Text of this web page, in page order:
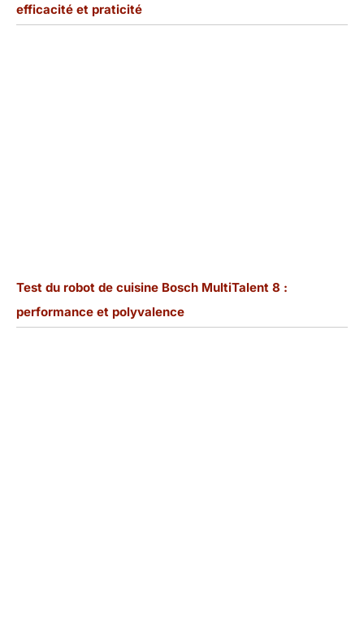
efficacité et praticité
Test du robot de cuisine Bosch MultiTalent 8 :
performance et polyvalence